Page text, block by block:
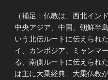
（補足：仏教は、西北イン
中央アジア、中国、朝鮮半
いう北伝ルートに伝えられ
イ、カンボジア、ミャンマ
る、南側ルートに伝えられ
は主に大乗経典、大乗仏教